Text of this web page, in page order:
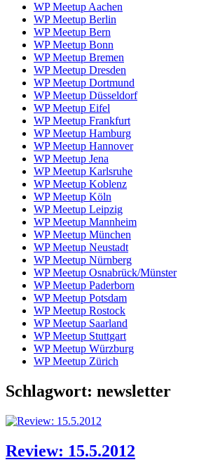
WP Meetup Aachen
WP Meetup Berlin
WP Meetup Bern
WP Meetup Bonn
WP Meetup Bremen
WP Meetup Dresden
WP Meetup Dortmund
WP Meetup Düsseldorf
WP Meetup Eifel
WP Meetup Frankfurt
WP Meetup Hamburg
WP Meetup Hannover
WP Meetup Jena
WP Meetup Karlsruhe
WP Meetup Koblenz
WP Meetup Köln
WP Meetup Leipzig
WP Meetup Mannheim
WP Meetup München
WP Meetup Neustadt
WP Meetup Nürnberg
WP Meetup Osnabrück/Münster
WP Meetup Paderborn
WP Meetup Potsdam
WP Meetup Rostock
WP Meetup Saarland
WP Meetup Stuttgart
WP Meetup Würzburg
WP Meetup Zürich
Schlagwort: newsletter
Review: 15.5.2012